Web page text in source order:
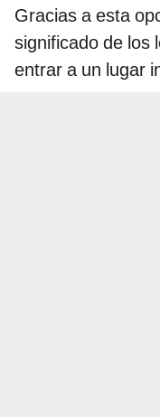
Gracias a esta
significado de los
entrar a un lugar